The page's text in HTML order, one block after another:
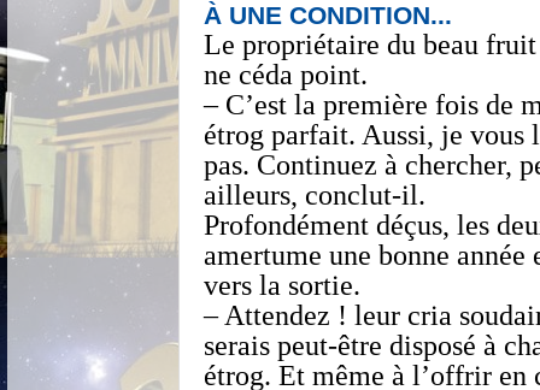
À UNE CONDITION...
Le propriétaire du beau
ne céda point.
– C’est la première fois de
étrog parfait. Aussi, je vous
pas. Continuez à chercher,
ailleurs, conclut-il.
Profondément déçus, les
amertume une bonne
vers la sortie.
– Attendez ! leur cria
serais peut-être disposé à
étrog. Et même à l’offrir en